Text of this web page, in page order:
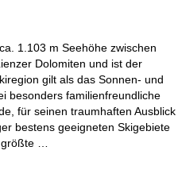
1.103 m Seehöhe zwischen
Dolomiten und ist der
gilt als das Sonnen- und
besonders familienfreundliche
für seinen traumhaften Ausblick
bestens geeigneten Skigebiete
…